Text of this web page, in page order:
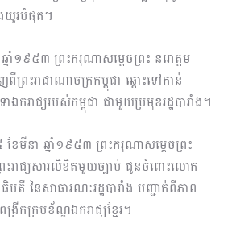
យូរបំផុត។
នាំ១៩៥៣ ព្រះករុណាសម្ដេចព្រះ នរោត្តម
រះរាជាណាចក្រកម្ពុជា ឆ្ពោះទៅកាន់
ឯករាជ្យរបស់កម្ពុជា ជាមួយប្រមុខរដ្ឋបារាំង។
មីនា ឆ្នាំ១៩៥៣ ព្រះករុណាសម្ដេចព្រះ
ះរាជ្យសារលិខិតមួយច្បាប់ ជូនចំពោះលោក
តី នៃសាធារណៈរដ្ឋបារាំង បញ្ជាក់ពីភាព
រីកក្របខ័ណ្ឌឯករាជ្យខ្មែរ។